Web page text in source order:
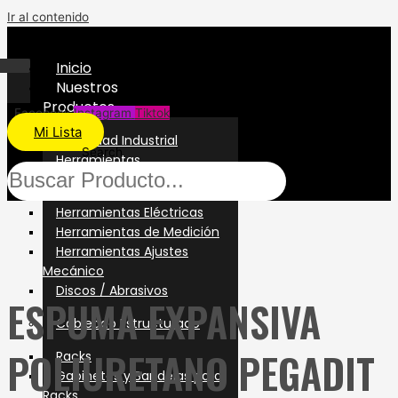
Ir al contenido
Inicio
Nuestros
Productos
Seguridad Industrial
Herramientas
Herramientas Manuales
Herramientas Eléctricas
Herramientas de Medición
Herramientas Ajustes
Mecánico
Discos / Abrasivos
Cableado Estructurado
Racks
Gabinetes y Bandejas para
Facebook Instagram Tiktok
Mi Lista
Search
ESPUMA EXPANSIVA
POLIURETANO PEGADIT